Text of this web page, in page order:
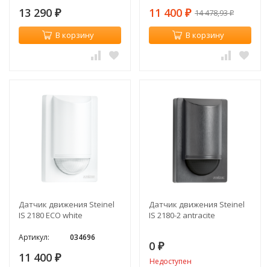
13 290 ₽
В корзину
11 400 ₽ 14 478,93₽
В корзину
Датчик движения Steinel
IS 2180 ECO white
Артикул: 034696
11 400 ₽
Датчик движения Steinel
IS 2180-2 antracite
0 ₽
Недоступен